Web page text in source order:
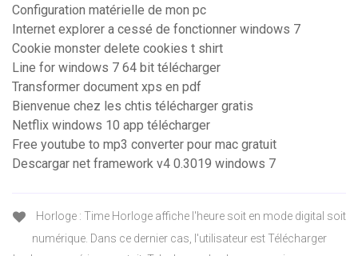
Configuration matérielle de mon pc
Internet explorer a cessé de fonctionner windows 7
Cookie monster delete cookies t shirt
Line for windows 7 64 bit télécharger
Transformer document xps en pdf
Bienvenue chez les chtis télécharger gratis
Netflix windows 10 app télécharger
Free youtube to mp3 converter pour mac gratuit
Descargar net framework v4 0.3019 windows 7
Horloge : Time Horloge affiche l'heure soit en mode digital soit
numérique. Dans ce dernier cas, l'utilisateur est Télécharger